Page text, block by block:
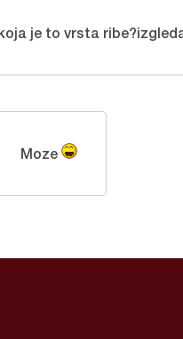
je to vrsta
Moze